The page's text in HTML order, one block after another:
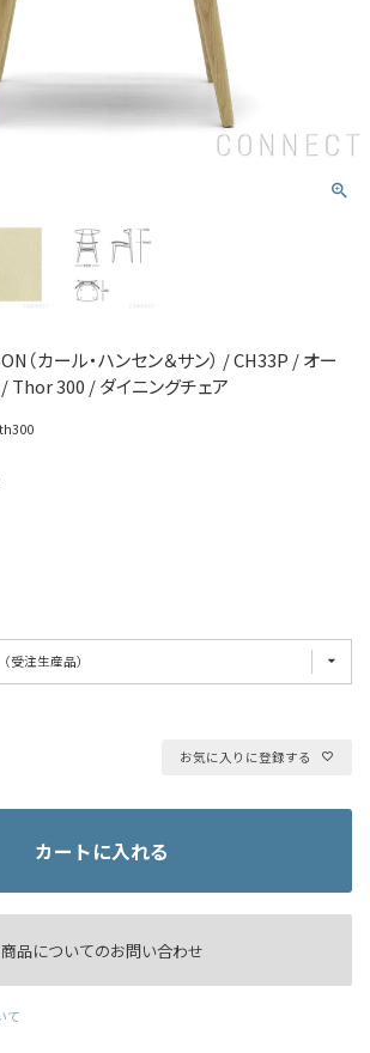
（カール・ハンセン＆サン） / CH33P / オー
Thor 300 / ダイニングチェア
お気に入りに登録する
カートに入れる
商品についてのお問い合わせ
て